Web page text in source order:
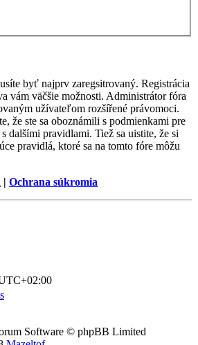
byť najprv zaregsitrovaný. Registrácia
vám väčšie možnosti. Administrátor fóra
užívateľom rozšířené právomoci.
že ste sa oboznámili s podmienkami pre
dalšími pravidlami. Tiež sa uistite, že si
pravidlá, ktoré sa na tomto fóre môžu
| Ochrana súkromia
Software © phpBB Limited